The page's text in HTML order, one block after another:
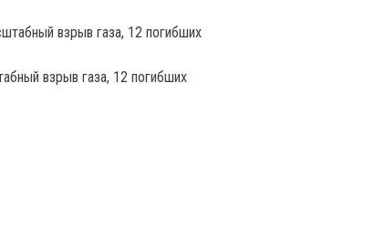
взрыв газа, 12 погибших